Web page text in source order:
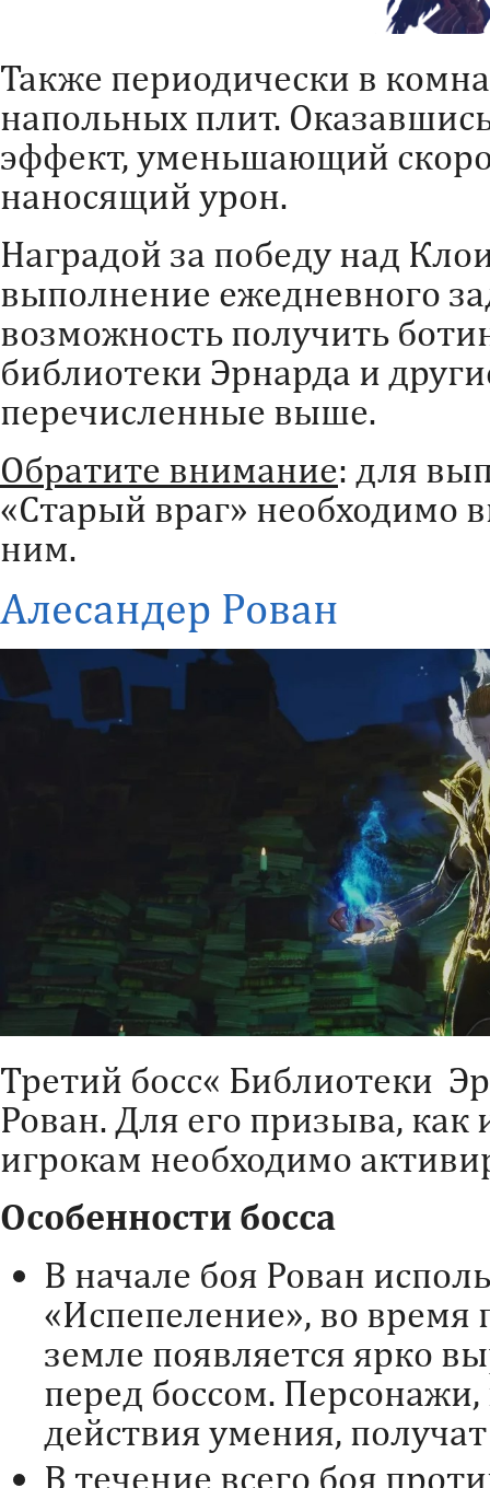
Также периодически в
напольных плит.
эффект, уменьшающий
наносящий урон.
Наградой за победу над
выполнение ежедневного
возможность получить
библиотеки Эрнарда и
перечисленные выше.
Обратите внимание: для
«Старый враг» необходимо
ним.
Алесандер Рован
Третий босс« Библиотеки
Рован. Для его призыва,
игрокам необходимо
Особенности босса
В начале боя Рован
«Испепеление», во
земле появляется ярко
перед боссом.
действия умения,
В течение всего боя